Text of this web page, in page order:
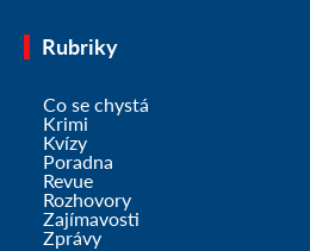
Rubriky
Co se chystá
Krimi
Kvízy
Poradna
Revue
Rozhovory
Zajímavosti
Zprávy